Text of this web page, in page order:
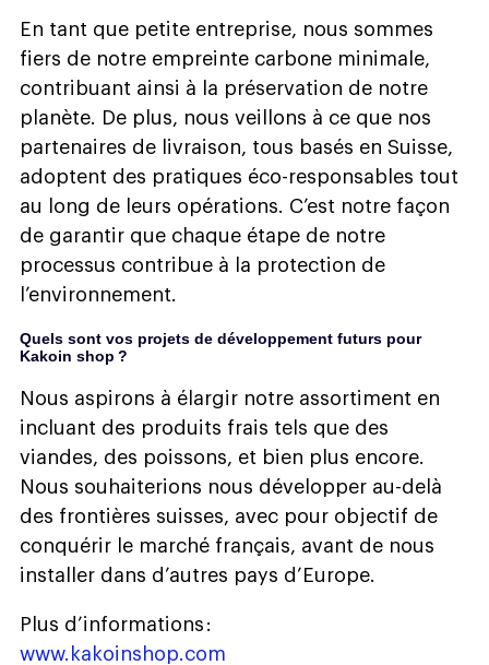
En tant que petite entreprise, nous sommes
fiers de notre empreinte carbone minimale,
contribuant ainsi à la préservation de notre
planète. De plus, nous veillons à ce que nos
partenaires de livraison, tous basés en Suisse,
adoptent des pratiques éco-responsables tout
au long de leurs opérations. C’est notre façon
de garantir que chaque étape de notre
processus contribue à la protection de
l’environnement.
Quels sont vos projets de développement futurs pour
Kakoin shop ?
Nous aspirons à élargir notre assortiment en
incluant des produits frais tels que des
viandes, des poissons, et bien plus encore.
Nous souhaiterions nous développer au-delà
des frontières suisses, avec pour objectif de
conquérir le marché français, avant de nous
installer dans d’autres pays d’Europe.
Plus d’informations :
www.kakoinshop.com